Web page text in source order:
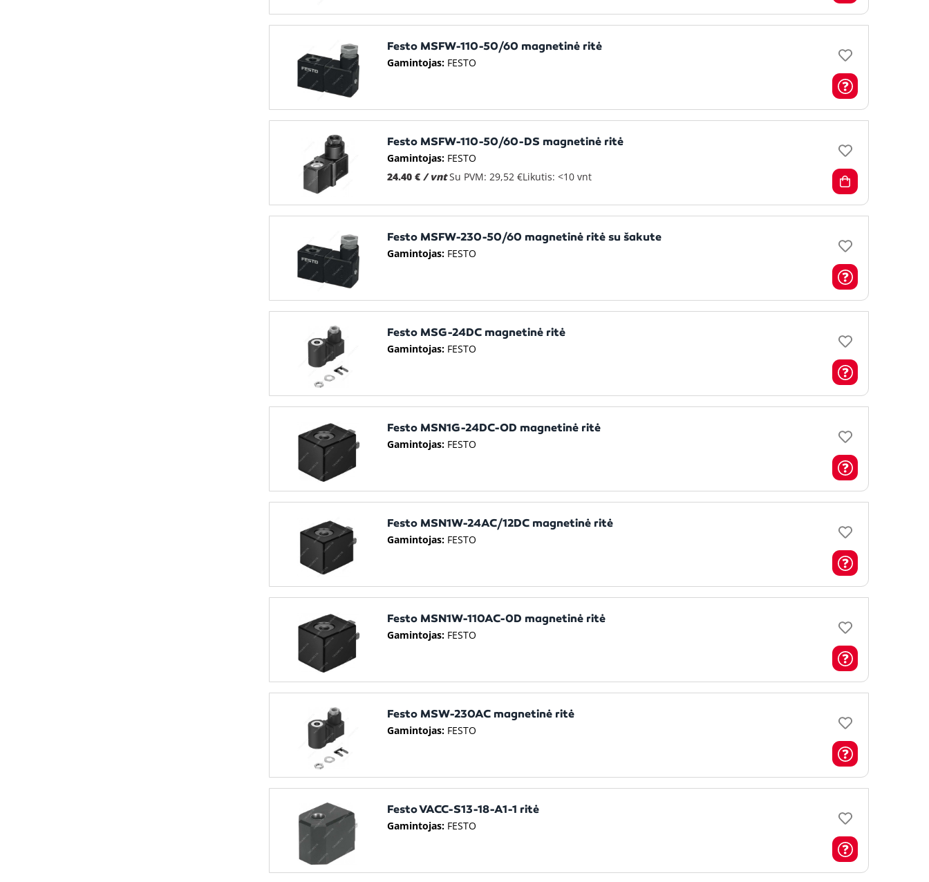
Festo MSFW-110-50/60 magnetinė ritė
Gamintojas: FESTO
Festo MSFW-110-50/60-DS magnetinė ritė
Gamintojas: FESTO
24.40 € / vnt Su PVM: 29,52 €Likutis: <10 vnt
Festo MSFW-230-50/60 magnetinė ritė su šakute
Gamintojas: FESTO
Festo MSG-24DC magnetinė ritė
Gamintojas: FESTO
Festo MSN1G-24DC-OD magnetinė ritė
Gamintojas: FESTO
Festo MSN1W-24AC/12DC magnetinė ritė
Gamintojas: FESTO
Festo MSN1W-110AC-0D magnetinė ritė
Gamintojas: FESTO
Festo MSW-230AC magnetinė ritė
Gamintojas: FESTO
Festo VACC-S13-18-A1-1 ritė
Gamintojas: FESTO